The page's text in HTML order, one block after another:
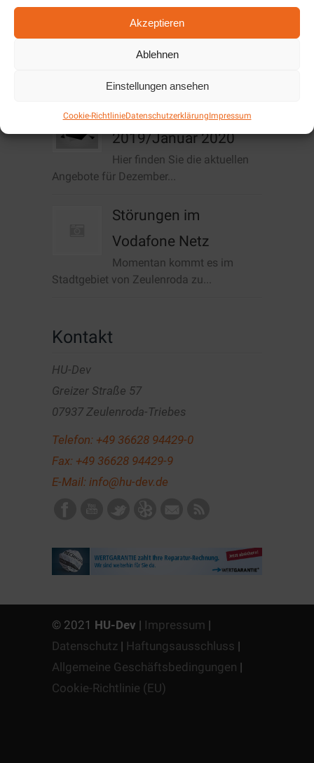
Akzeptieren
Ablehnen
Einstellungen ansehen
Cookie-RichtlinieDatenschutzerklärungImpressum
Cookie-Richtlinie (EU)
Angebote Dezember
2019/Januar 2020
Hier finden Sie die aktuellen
Angebote für Dezember...
Störungen im
Vodafone Netz
Momentan kommt es im
Stadtgebiet von Zeulenroda zu...
Kontakt
HU-Dev
Greizer Straße 57
07937 Zeulenroda-Triebes
Telefon: +49 36628 94429-0
Fax: +49 36628 94429-9
E-Mail: info@hu-dev.de
© 2021 HU-Dev | Impressum |
Datenschutz | Haftungsausschluss |
Allgemeine Geschäftsbedingungen |
Cookie-Richtlinie (EU)